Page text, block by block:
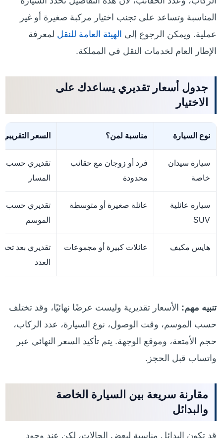
المناسبة وتساعد على تجنب اختيار مركبة صغيرة أو غير
عملية. ويمكن الرجوع إلى الهيئة العامة للنقل لمعرفة
الإطار العام لخدمات النقل في المملكة.
جدول أسعار تقديري يساعدك على
الاختيار
نوع السيارة مناسبة لمن؟ السعر التقريبي
سيارة سيدان
خاصة
فرد أو زوجان مع حقائب
محدودة
تقديري حسب
المسار
سيارة عائلية
SUV
عائلة صغيرة أو متوسطة
تقديري حسب
الموسم
هايس مكيف عائلات كبيرة أو مجموعات
تقديري بعد
العدد
تنبيه مهم: الأسعار تقديرية وليست عرضًا نهائيًا، وقد تختلف
حسب الموسم، وقت الوصول، نوع السيارة، عدد الركاب،
حجم الأمتعة، وموقع الوجهة. يتم تأكيد السعر النهائي عبر
واتساب قبل الحجز.
مقارنة سريعة بين السيارة الخاصة
والبدائل
قد تكون البدائل مناسبة لبعض الحالات، لكن عند وجود